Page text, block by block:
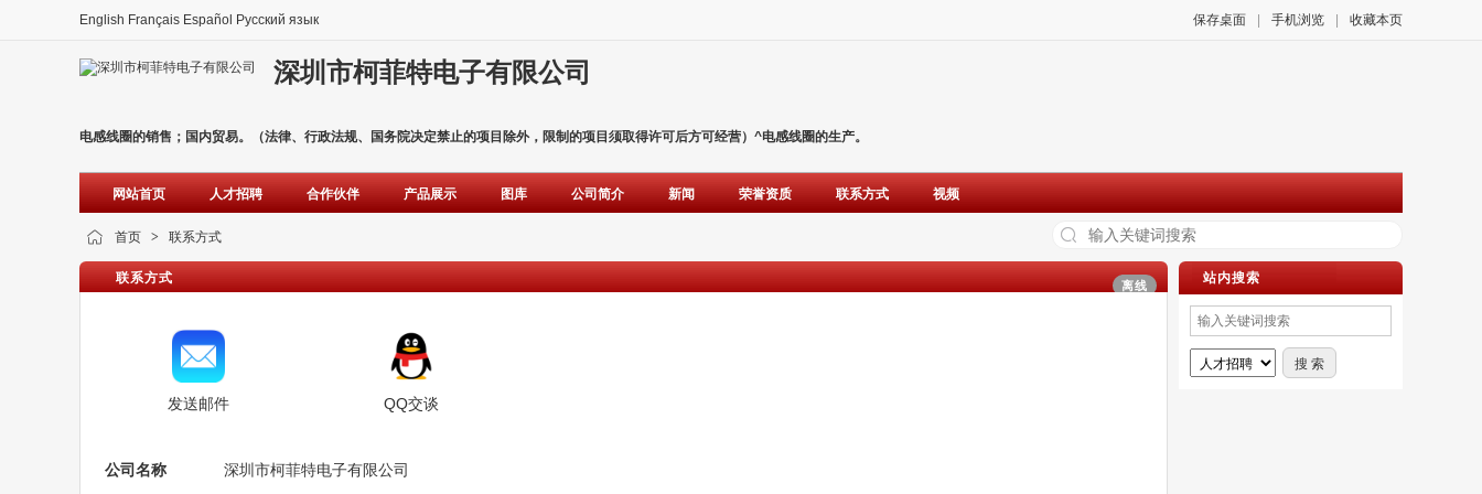
保存桌面 手机浏览 收藏本页
English Français Español Русский язык
深圳市柯菲特电子有限公司
电感线圈的销售；国内贸易。（法律、行政法规、国务院决定禁止的项目除外，限制的项目须取得许可后方可经营）^电感线圈的生产。
网站首页 人才招聘 合作伙伴 产品展示 图库 公司简介 新闻 荣誉资质 联系方式 视频
首页 > 联系方式
离线
联系方式
发送邮件 QQ交谈
公司名称 深圳市柯菲特电子有限公司
站内搜索